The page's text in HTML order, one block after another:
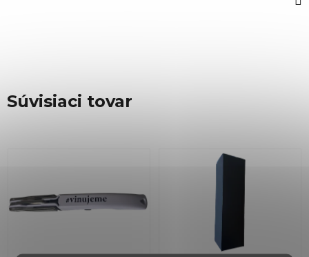
Súvisiaci tovar